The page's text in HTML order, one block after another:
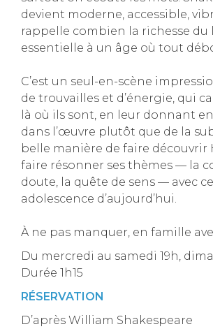
devient moderne, accessible,
rappelle combien la richesse du
essentielle à un âge où tout
C’est un seul-en-scène
de trouvailles et d’énergie, qui
là où ils sont, en leur donnant
dans l’œuvre plutôt que de la
belle manière de faire découvrir
faire résonner ses thèmes — la
doute, la quête de sens — avec
adolescence d’aujourd’hui.
À ne pas manquer, en famille
Du mercredi au samedi 19h,
Durée 1h15
RÉSERVATION
D’après William Shakespeare